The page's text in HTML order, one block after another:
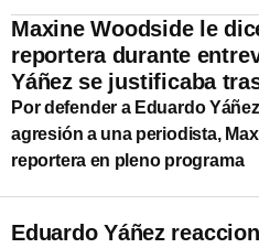
Maxine Woodside le
reportera durante
Yáñez se justificaba
Por defender a Eduardo
agresión a una periodista,
reportera en pleno programa
Eduardo Yáñez